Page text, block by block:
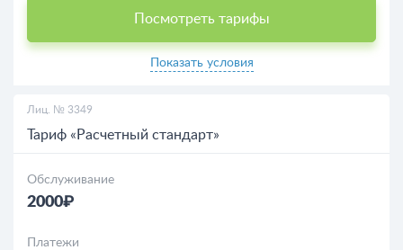
Посмотреть тарифы
Показать условия
Лиц. № 3349
Тариф «Расчетный стандарт»
Обслуживание
2000₽
Платежи